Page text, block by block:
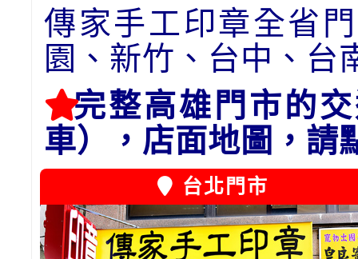
傳家手工印章全省
園、新竹、台中、台
完整高雄門市的
車），店面地圖，請
台北門市